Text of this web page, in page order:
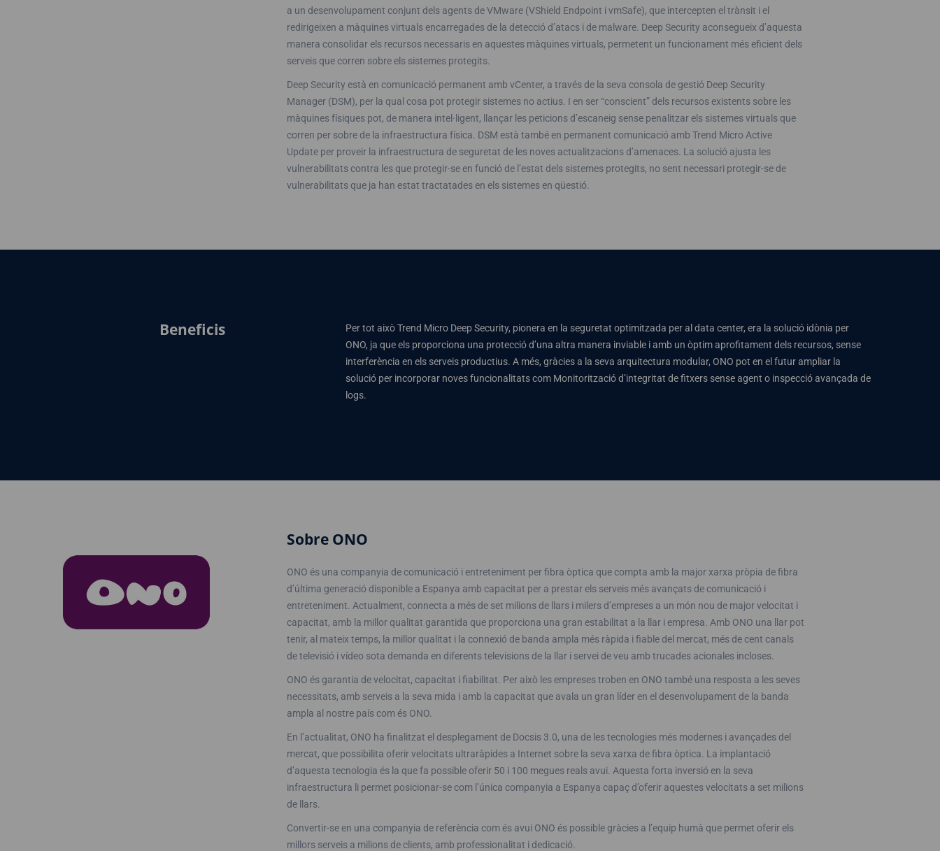
a un desenvolupament conjunt dels agents de VMware (VShield Endpoint i vmSafe), que intercepten el trànsit i el
redirigeixen a màquines virtuals encarregades de la detecció d’atacs i de malware. Deep Security aconsegueix d’aquesta
manera consolidar els recursos necessaris en aquestes màquines virtuals, permetent un funcionament més eficient dels
serveis que corren sobre els sistemes protegits.
Deep Security està en comunicació permanent amb vCenter, a través de la seva consola de gestió Deep Security
Manager (DSM), per la qual cosa pot protegir sistemes no actius. I en ser “conscient” dels recursos existents sobre les
màquines físiques pot, de manera intel·ligent, llançar les peticions d’escaneig sense penalitzar els sistemes virtuals que
corren per sobre de la infraestructura física. DSM està també en permanent comunicació amb Trend Micro Active
Update per proveir la infraestructura de seguretat de les noves actualitzacions d’amenaces. La solució ajusta les
vulnerabilitats contra les que protegir-se en funció de l’estat dels sistemes protegits, no sent necessari protegir-se de
vulnerabilitats que ja han estat tractatades en els sistemes en qüestió.
Beneficis
Per tot això Trend Micro Deep Security, pionera en la seguretat optimitzada per al data center, era la solució idònia per
ONO, ja que els proporciona una protecció d’una altra manera inviable i amb un òptim aprofitament dels recursos, sense
interferència en els serveis productius. A més, gràcies a la seva arquitectura modular, ONO pot en el futur ampliar la
solució per incorporar noves funcionalitats com Monitorització d’integritat de fitxers sense agent o inspecció avançada de
logs.
Sobre ONO
ONO és una companyia de comunicació i entreteniment per fibra òptica que compta amb la major xarxa pròpia de fibra
d’última generació disponible a Espanya amb capacitat per a prestar els serveis més avançats de comunicació i
entreteniment. Actualment, connecta a més de set milions de llars i milers d’empreses a un món nou de major velocitat i
capacitat, amb la millor qualitat garantida que proporciona una gran estabilitat a la llar i empresa. Amb ONO una llar pot
tenir, al mateix temps, la millor qualitat i la connexió de banda ampla més ràpida i fiable del mercat, més de cent canals
de televisió i vídeo sota demanda en diferents televisions de la llar i servei de veu amb trucades acionales incloses.
ONO és garantia de velocitat, capacitat i fiabilitat. Per això les empreses troben en ONO també una resposta a les seves
necessitats, amb serveis a la seva mida i amb la capacitat que avala un gran líder en el desenvolupament de la banda
ampla al nostre país com és ONO.
En l’actualitat, ONO ha finalitzat el desplegament de Docsis 3.0, una de les tecnologies més modernes i avançades del
mercat, que possibilita oferir velocitats ultraràpides a Internet sobre la seva xarxa de fibra òptica. La implantació
d’aquesta tecnologia és la que fa possible oferir 50 i 100 megues reals avui. Aquesta forta inversió en la seva
infraestructura li permet posicionar-se com l’única companyia a Espanya capaç d’oferir aquestes velocitats a set milions
de llars.
Convertir-se en una companyia de referència com és avui ONO és possible gràcies a l’equip humà que permet oferir els
millors serveis a milions de clients, amb professionalitat i dedicació.